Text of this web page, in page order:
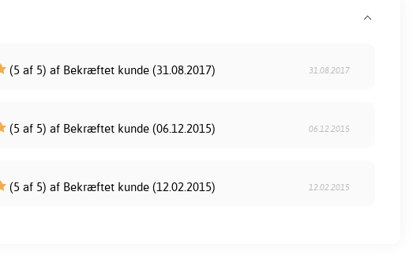
(5 af 5) af Bekræftet kunde (31.08.2017) 31.08.2017
(5 af 5) af Bekræftet kunde (06.12.2015) 06.12.2015
(5 af 5) af Bekræftet kunde (12.02.2015) 12.02.2015